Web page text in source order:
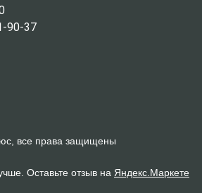
90-37
все права защищены
Оставьте отзыв на Яндекс.Маркете